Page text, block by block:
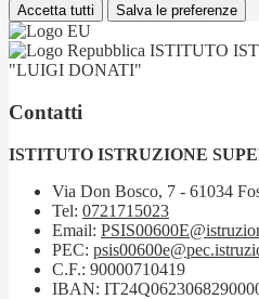
Accetta tutti Salva le preferenze
ISTITUTO
"LUIGI DONATI"
Contatti
ISTITUTO ISTRUZIONE
Via Don Bosco, 7 - 61034
Tel: 0721715023
Email:
PEC:
C.F.: 90000710419
IBAN: